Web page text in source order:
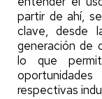
partir de ahí,
clave, desde
generación de
lo que
respectivas